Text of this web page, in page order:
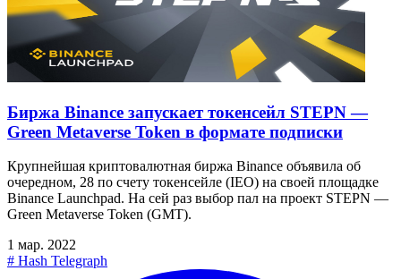
Биржа Binance запускает токенсейл STEPN —
Green Metaverse Token в формате подписки
Крупнейшая криптовалютная биржа Binance объявила об
очередном, 28 по счету токенсейле (IEO) на своей площадке
Binance Launchpad. На сей раз выбор пал на проект STEPN —
Green Metaverse Token (GMT).
1 мар. 2022
# Hash Telegraph